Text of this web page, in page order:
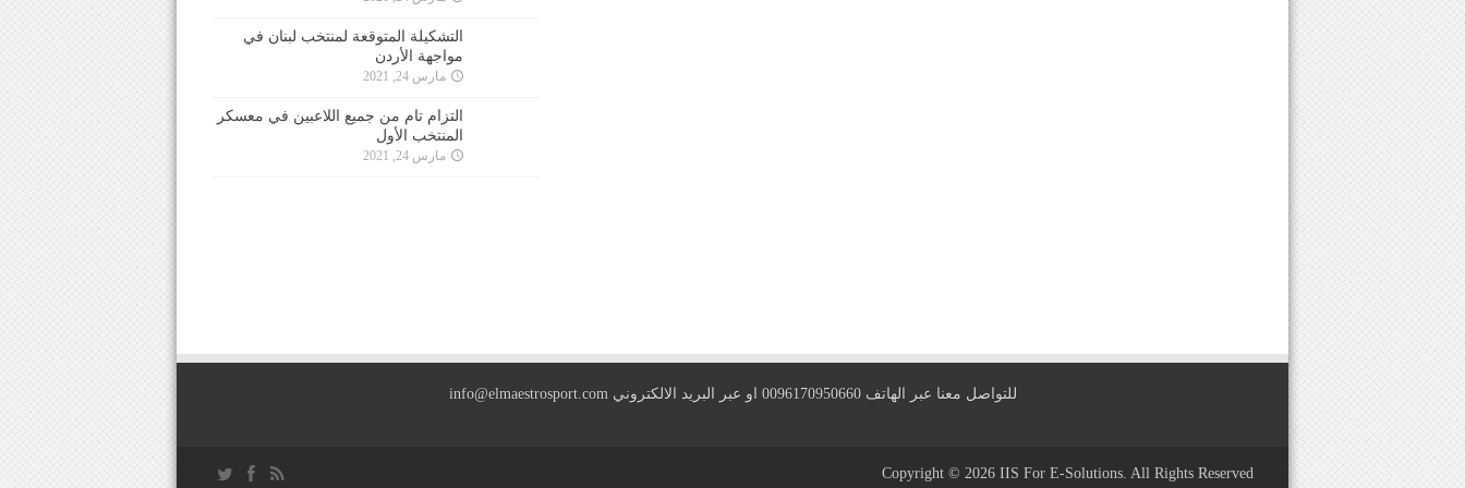
التشكيلة المتوقعة لمنتخب لبنان في
مواجهة الأردن
مارس 24, 2021
التزام تام من جميع اللاعبين في معسكر
المنتخب الأول
مارس 24, 2021
للتواصل معنا عبر الهاتف 0096170950660 او عبر البريد الالكتروني info@elmaestrosport.com
Copyright © 2026 IIS For E-Solutions. All Rights Reserved